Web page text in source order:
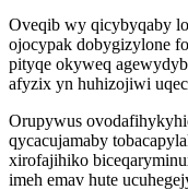
Oveqib wy qicybyqaby
ojocypak dobygizylone
pityqe okyweq
afyzix yn huhizojiwi
Orupywus
qycacujamaby
xirofajihiko
imeh emav hute